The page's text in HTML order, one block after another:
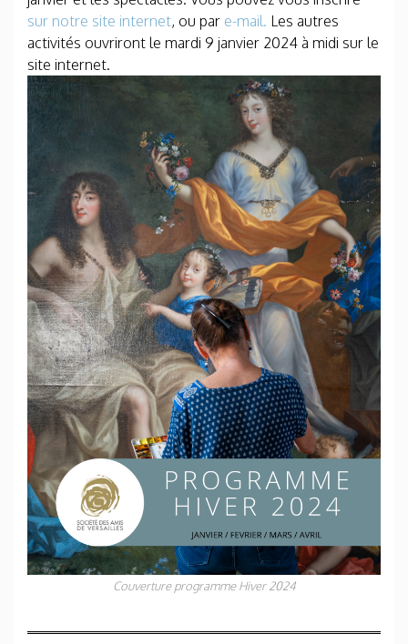
sur notre site internet, ou par e-mail. Les autres
activités ouvriront le mardi 9 janvier 2024 à midi sur le
site internet.
Couverture programme Hiver 2024